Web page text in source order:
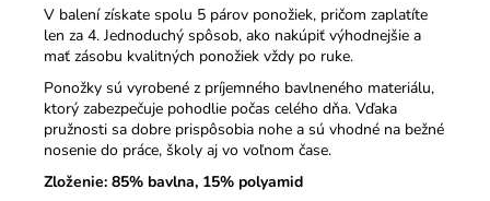
V balení získate spolu 5 párov ponožiek, pričom zaplatíte
len za 4. Jednoduchý spôsob, ako nakúpiť výhodnejšie a
mať zásobu kvalitných ponožiek vždy po ruke.
Ponožky sú vyrobené z príjemného bavlneného materiálu,
ktorý zabezpečuje pohodlie počas celého dňa. Vďaka
pružnosti sa dobre prispôsobia nohe a sú vhodné na bežné
nosenie do práce, školy aj vo voľnom čase.
Zloženie: 85% bavlna, 15% polyamid